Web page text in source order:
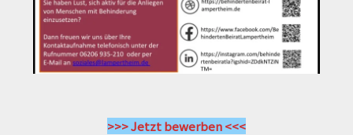
>>> Jetzt bewerben <<<